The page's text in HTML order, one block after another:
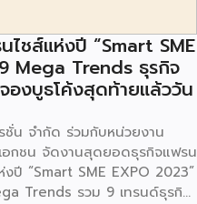
ไชส์แห่งปี “Smart SME
Mega Trends ธุรกิจ
องบูธโค้งสุดท้ายแล้ววัน
น จำกัด ร่วมกับหน่วยงาน
อกชน จัดงานสุดยอดธุรกิจแฟรน
ปี “Smart SME EXPO 2023”
Trends รวม 9 เทรนด์ธุรกิจ